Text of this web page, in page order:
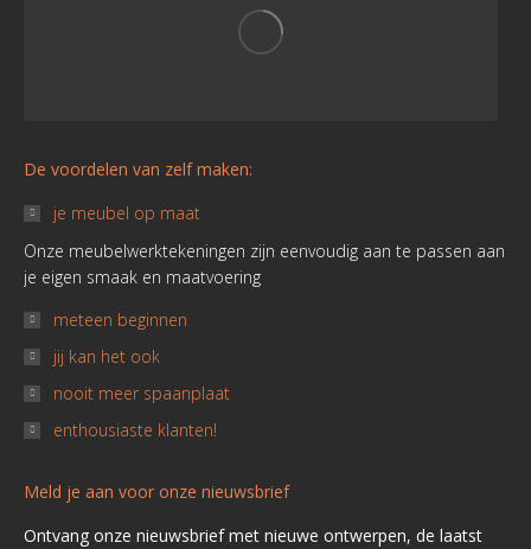
window
De voordelen van zelf maken:
je meubel op maat
Onze meubelwerktekeningen zijn eenvoudig aan te passen aan
je eigen smaak en maatvoering
meteen beginnen
jij kan het ook
nooit meer spaanplaat
enthousiaste klanten!
Meld je aan voor onze nieuwsbrief
Ontvang onze nieuwsbrief met nieuwe ontwerpen, de laatst